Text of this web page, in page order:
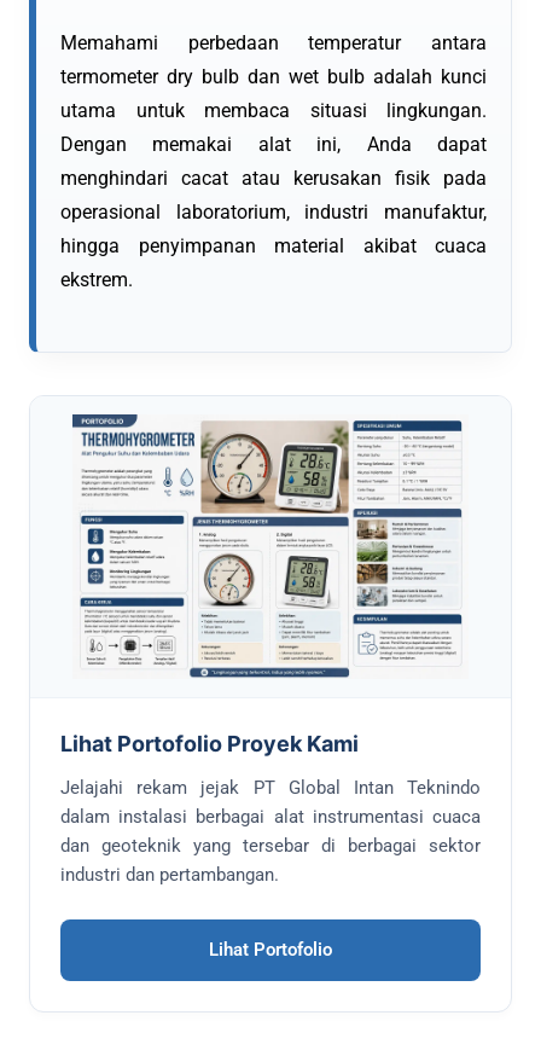
Memahami perbedaan temperatur antara
termometer dry bulb dan wet bulb adalah kunci
utama untuk membaca situasi lingkungan.
Dengan memakai alat ini, Anda dapat
menghindari cacat atau kerusakan fisik pada
operasional laboratorium, industri manufaktur,
hingga penyimpanan material akibat cuaca
ekstrem.
Lihat Portofolio Proyek Kami
Jelajahi rekam jejak PT Global Intan Teknindo
dalam instalasi berbagai alat instrumentasi cuaca
dan geoteknik yang tersebar di berbagai sektor
industri dan pertambangan.
Lihat Portofolio